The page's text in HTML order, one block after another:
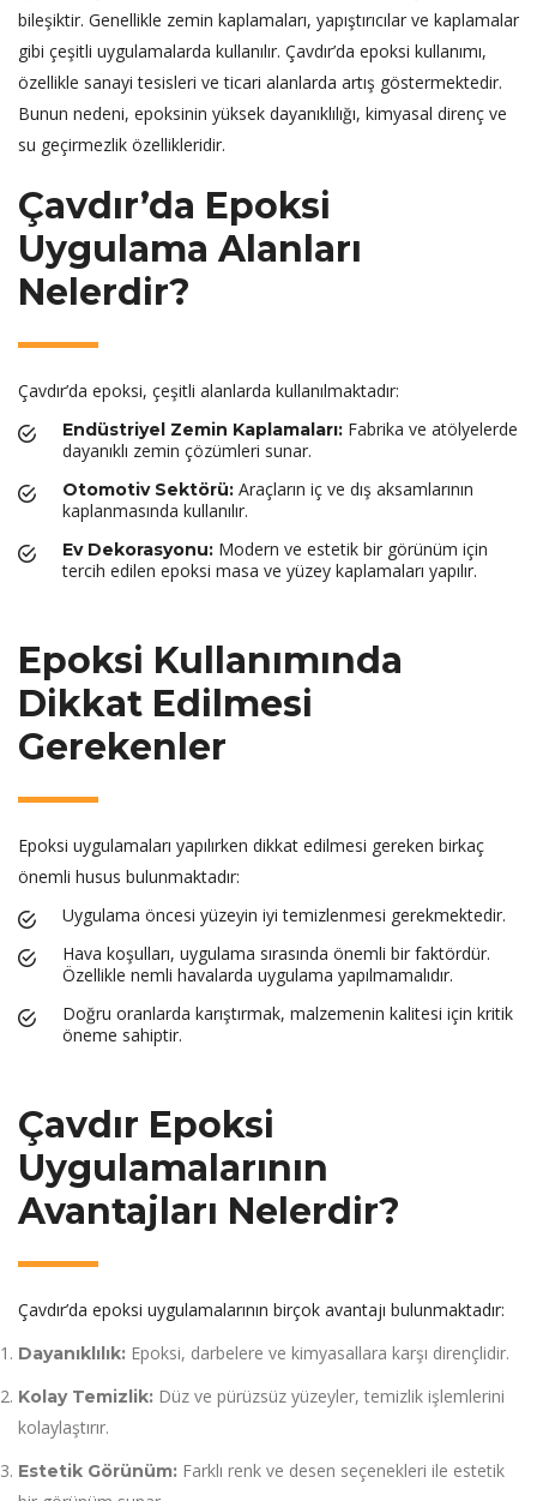
bileşiktir. Genellikle zemin kaplamaları, yapıştırıcılar ve kaplamalar
gibi çeşitli uygulamalarda kullanılır. Çavdır’da epoksi kullanımı,
özellikle sanayi tesisleri ve ticari alanlarda artış göstermektedir.
Bunun nedeni, epoksinin yüksek dayanıklılığı, kimyasal direnç ve
su geçirmezlik özellikleridir.
Çavdır’da Epoksi
Uygulama Alanları
Nelerdir?
Çavdır’da epoksi, çeşitli alanlarda kullanılmaktadır:
Endüstriyel Zemin Kaplamaları: Fabrika ve atölyelerde
dayanıklı zemin çözümleri sunar.
Otomotiv Sektörü: Araçların iç ve dış aksamlarının
kaplanmasında kullanılır.
Ev Dekorasyonu: Modern ve estetik bir görünüm için
tercih edilen epoksi masa ve yüzey kaplamaları yapılır.
Epoksi Kullanımında
Dikkat Edilmesi
Gerekenler
Epoksi uygulamaları yapılırken dikkat edilmesi gereken birkaç
önemli husus bulunmaktadır:
Uygulama öncesi yüzeyin iyi temizlenmesi gerekmektedir.
Hava koşulları, uygulama sırasında önemli bir faktördür.
Özellikle nemli havalarda uygulama yapılmamalıdır.
Doğru oranlarda karıştırmak, malzemenin kalitesi için kritik
öneme sahiptir.
Çavdır Epoksi
Uygulamalarının
Avantajları Nelerdir?
Çavdır’da epoksi uygulamalarının birçok avantajı bulunmaktadır:
Dayanıklılık: Epoksi, darbelere ve kimyasallara karşı dirençlidir.
Kolay Temizlik: Düz ve pürüzsüz yüzeyler, temizlik işlemlerini
kolaylaştırır.
Estetik Görünüm: Farklı renk ve desen seçenekleri ile estetik